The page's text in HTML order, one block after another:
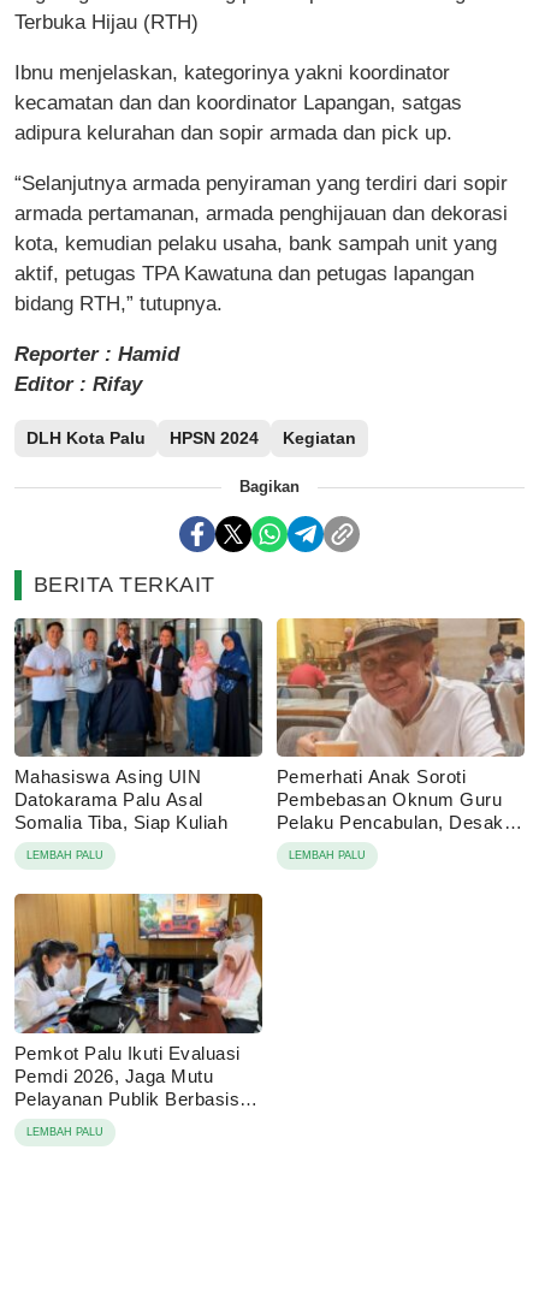
Terbuka Hijau (RTH)
Ibnu menjelaskan, kategorinya yakni koordinator
kecamatan dan dan koordinator Lapangan, satgas
adipura kelurahan dan sopir armada dan pick up.
“Selanjutnya armada penyiraman yang terdiri dari sopir
armada pertamanan, armada penghijauan dan dekorasi
kota, kemudian pelaku usaha, bank sampah unit yang
aktif, petugas TPA Kawatuna dan petugas lapangan
bidang RTH,” tutupnya.
Reporter : Hamid
Editor : Rifay
DLH Kota Palu HPSN 2024 Kegiatan
Bagikan
BERITA TERKAIT
Mahasiswa Asing UIN
Datokarama Palu Asal
Somalia Tiba, Siap Kuliah
LEMBAH PALU
Pemerhati Anak Soroti
Pembebasan Oknum Guru
Pelaku Pencabulan, Desak
Proses Hukum Dilanjutkan
LEMBAH PALU
Pemkot Palu Ikuti Evaluasi
Pemdi 2026, Jaga Mutu
Pelayanan Publik Berbasis
Digital
LEMBAH PALU